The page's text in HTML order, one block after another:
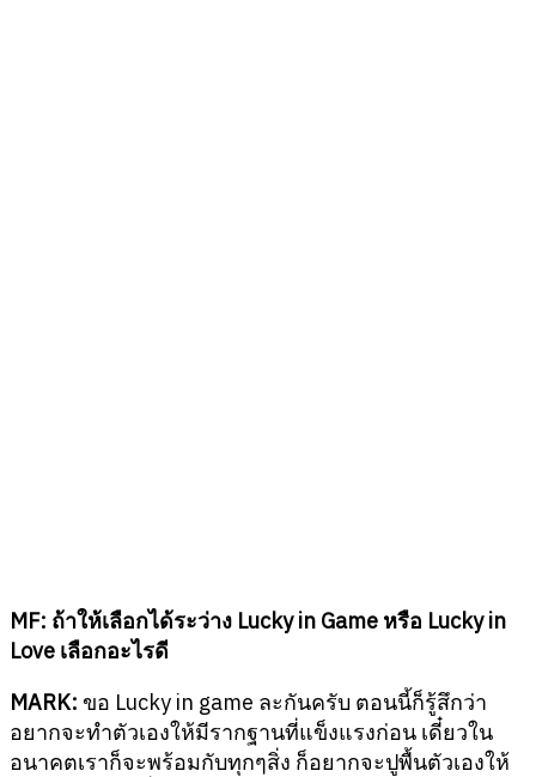
MF: ถ้าให้เลือกได้ระว่าง Lucky in Game หรือ Lucky in
Love เลือกอะไรดี
MARK: ขอ Lucky in game ละกันครับ ตอนนี้ก็รู้สึกว่า
อยากจะทำตัวเองให้มีรากฐานที่แข็งแรงก่อน เดี๋ยวใน
อนาคตเราก็จะพร้อมกับทุกๆสิ่ง ก็อยากจะปูพื้นตัวเองให้